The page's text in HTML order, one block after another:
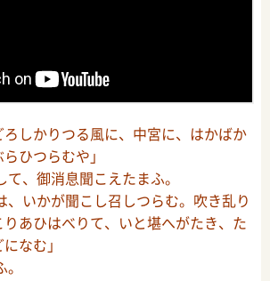
ろしかりつる風に、中宮に、はかばか
ひつらむや」
、御消息聞こえたまふ。
いかが聞こし召しつらむ。吹き乱り
あひはべりて、いと堪へがたき、た
なむ」